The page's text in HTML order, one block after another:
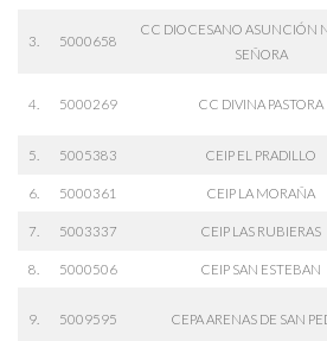
3. 5000658
CC DIOCESANO ASUNCIÓN
SEÑORA
4. 5000269 CC DIVINA PASTORA
5. 5005383 CEIP EL PRADILLO
6. 5000361 CEIP LA MORAÑA
7. 5003337 CEIP LAS RUBIERAS
8. 5000506 CEIP SAN ESTEBAN
9. 5009595 CEPA ARENAS DE SAN